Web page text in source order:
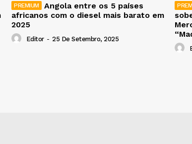
Angola entre os 5 países
africanos com o diesel mais barato em
2025
Editor - 25 De Setembro, 2025